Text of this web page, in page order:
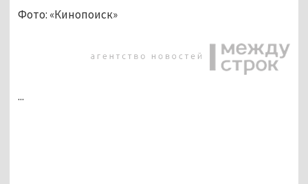
Фото: «Кинопоиск»
...